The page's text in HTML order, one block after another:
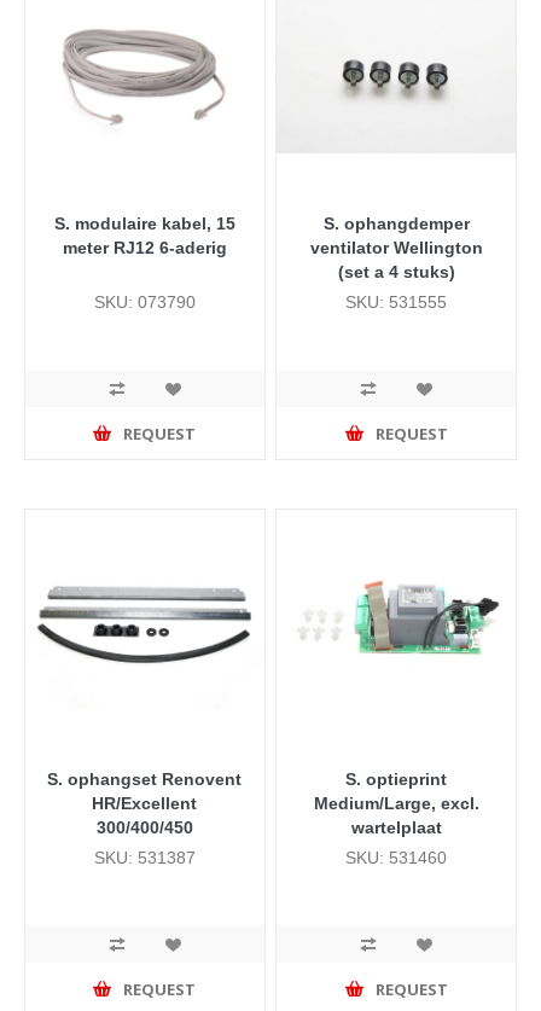
S. modulaire kabel, 15
meter RJ12 6-aderig
SKU: 073790
REQUEST
S. ophangdemper
ventilator Wellington
(set a 4 stuks)
SKU: 531555
REQUEST
S. ophangset Renovent
HR/Excellent
300/400/450
SKU: 531387
REQUEST
S. optieprint
Medium/Large, excl.
wartelplaat
SKU: 531460
REQUEST